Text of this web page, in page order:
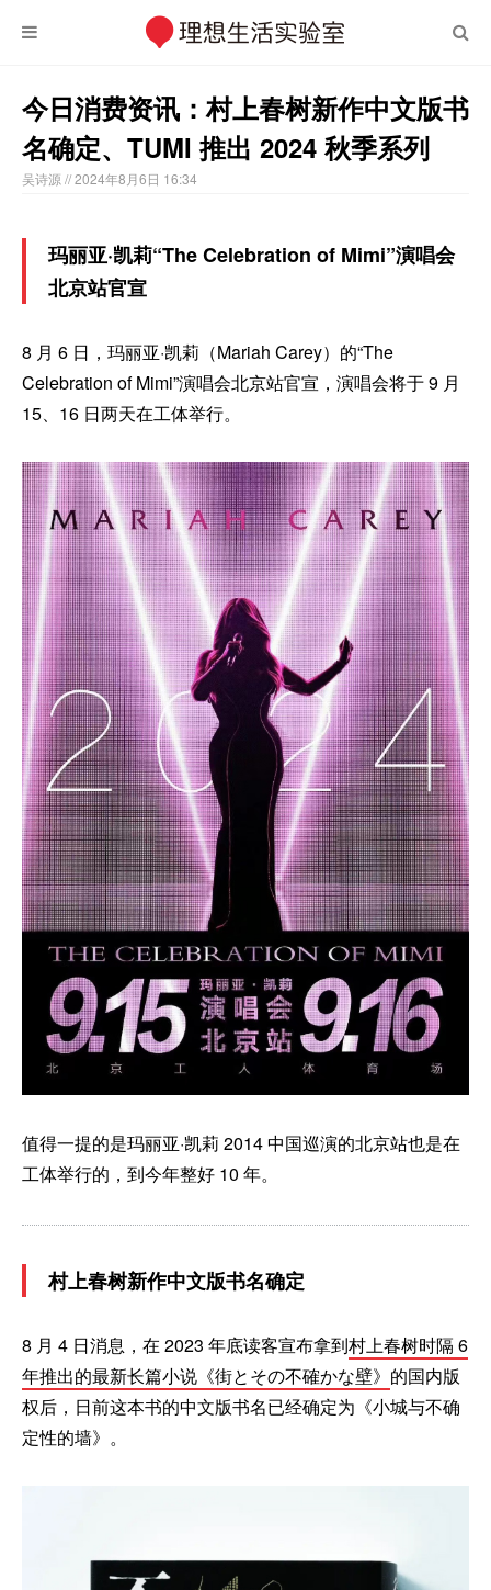
今日消费资讯：村上春树新作中文版书
名确定、TUMI 推出 2024 秋季系列
吴诗源 // 2024年8月6日 16:34
玛丽亚·凯莉“The Celebration of Mimi”演唱会
北京站官宣
8 月 6 日，玛丽亚·凯莉（Mariah Carey）的“The
Celebration of Mimi”演唱会北京站官宣，演唱会将于 9 月
15、16 日两天在工体举行。
值得一提的是玛丽亚·凯莉 2014 中国巡演的北京站也是在
工体举行的，到今年整好 10 年。
村上春树新作中文版书名确定
8 月 4 日消息，在 2023 年底读客宣布拿到村上春树时隔 6
年推出的最新长篇小说《街とその不確かな壁》 的国内版
权后，日前这本书的中文版书名已经确定为《小城与不确
定性的墙》。